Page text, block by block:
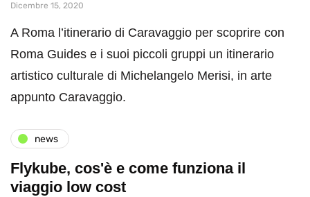
Dicembre 15, 2020
A Roma l’itinerario di Caravaggio per scoprire con
Roma Guides e i suoi piccoli gruppi un itinerario
artistico culturale di Michelangelo Merisi, in arte
appunto Caravaggio.
news
Flykube, cos'è e come funziona il
viaggio low cost